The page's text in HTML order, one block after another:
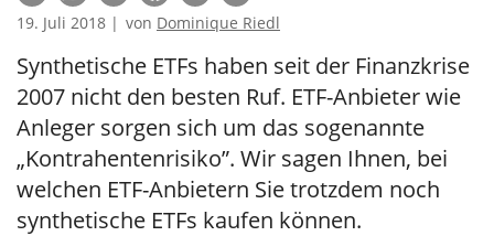
19. Juli 2018 | von Dominique Riedl
Synthetische ETFs haben seit der Finanzkrise
2007 nicht den besten Ruf. ETF-Anbieter wie
Anleger sorgen sich um das sogenannte
„Kontrahentenrisiko”. Wir sagen Ihnen, bei
welchen ETF-Anbietern Sie trotzdem noch
synthetische ETFs kaufen können.